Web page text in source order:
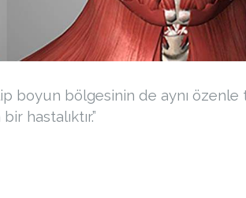
boyun bölgesinin de aynı özenle
hastalıktır.”